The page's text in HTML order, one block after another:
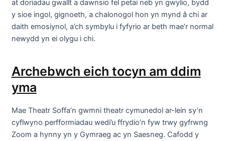
at doriadau gwallt a dawnsio fel petai neb yn gwylio, bydd
y sioe ingol, gignoeth, a chalonogol hon yn mynd â chi ar
daith emosiynol, a’ch symbylu i fyfyrio ar beth mae’r normal
newydd yn ei olygu i chi.
Archebwch eich tocyn am ddim
yma
Mae Theatr Soffa’n gwmni theatr cymunedol ar-lein sy’n
cyflwyno perfformiadau wedi’u ffrydio’n fyw trwy gyfrwng
Zoom a hynny yn y Gymraeg ac yn Saesneg. Cafodd y